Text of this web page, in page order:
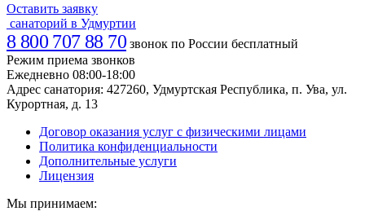
Оставить заявку
санаторий в Удмуртии
8 800 707 88 70 звонок по России бесплатный
Режим приема звонков
Ежедневно 08:00-18:00
Адрес санатория: 427260, Удмуртская Республика, п. Ува, ул.
Курортная, д. 13
Договор оказания услуг с физическими лицами
Политика конфиденциальности
Дополнительные услуги
Лицензия
Мы принимаем: